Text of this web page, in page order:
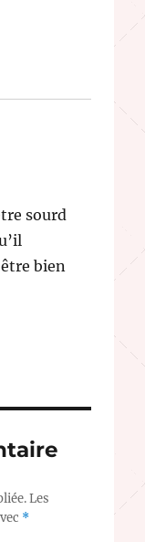
sourd
bien
Les
*